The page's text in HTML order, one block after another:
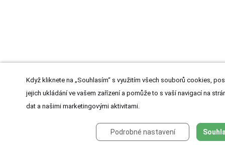
Když kliknete na „Souhlasím“ s využitím všech souborů cookies,
jejich ukládání ve vašem zařízení a pomůže to s vaší navigací na
dat a našimi marketingovými aktivitami.
Podrobné nastavení